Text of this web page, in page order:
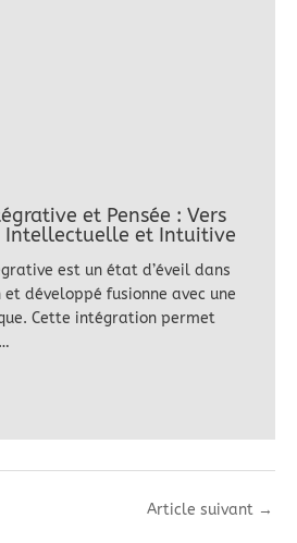
et Pensée : Vers
Intellectuelle et Intuitive
est un état d’éveil dans
développé fusionne avec une
Cette intégration permet
Article suivant →